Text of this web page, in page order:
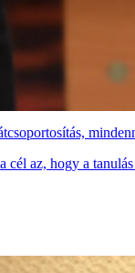
cél az, hogy a